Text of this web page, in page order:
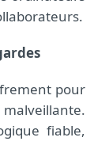
pour
fiable,